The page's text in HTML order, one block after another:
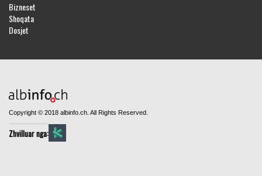
Bizneset
Shoqata
Dosjet
Copyright © 2018 albinfo.ch. All Rights Reserved.
Zhvilluar nga: